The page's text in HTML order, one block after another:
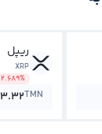
ریپل
XRP
TMN